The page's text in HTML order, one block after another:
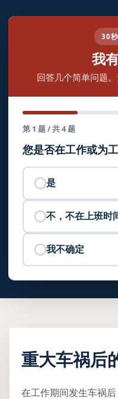
30
我
回答几个简单问题
第 1 题 / 共 4 题
您是否在工作或为
是
不，不在上班时
我不确定
重大车祸后
在工作期间发生车祸